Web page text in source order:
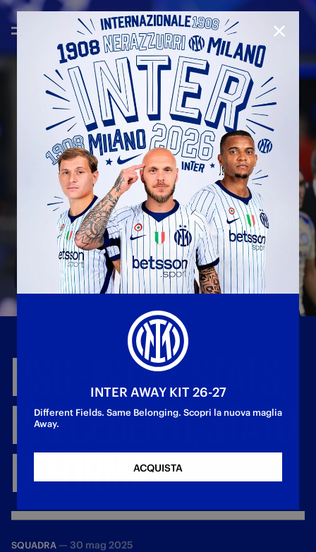
PSG INTER:STATS,
PRECEDENTI,STATO
DIFORMA
SQUADRA — 30 mag 2025
INTER AWAY KIT 26-27
Different Fields. Same Belonging. Scopri la nuova maglia
Away.
ACQUISTA